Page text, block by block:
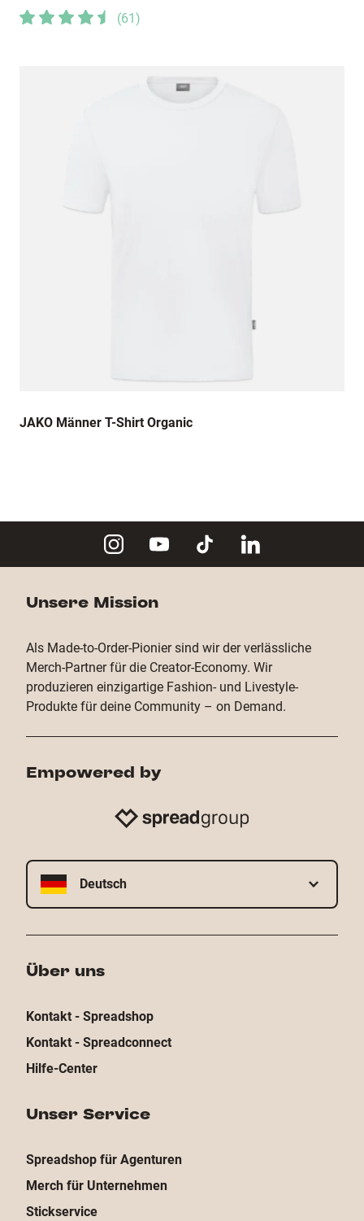
(61 )
JAKO Männer T-Shirt Organic
Unsere Mission
Als Made-to-Order-Pionier sind wir der verlässliche
Merch-Partner für die Creator-Economy. Wir
produzieren einzigartige Fashion- und Livestyle-
Produkte für deine Community – on Demand.
Empowered by
Deutsch
Über uns
Kontakt - Spreadshop
Kontakt - Spreadconnect
Hilfe-Center
Unser Service
Spreadshop für Agenturen
Merch für Unternehmen
Stickservice